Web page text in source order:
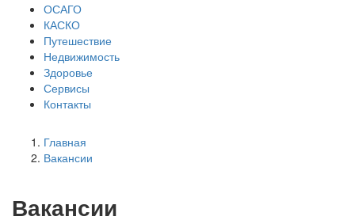
ОСАГО
КАСКО
Путешествие
Недвижимость
Здоровье
Сервисы
Контакты
Главная
Вакансии
Вакансии